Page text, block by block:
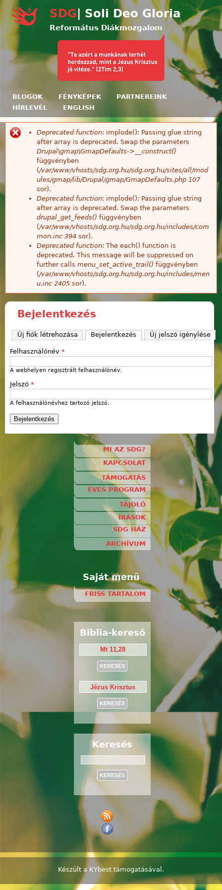
Ugrás a tartalomra
SDG | Soli Deo Gloria
Református Diákmozgalom
BLOGOK FÉNYKÉPEK
PARTNEREINK
HÍRLEVÉL
ENGLISH
Hibaüzenet
Deprecated function: implode(): Passing glue string
after array is deprecated. Swap the parameters
Drupal\gmap\GmapDefaults->__construct()
függvényben
(/var/www/vhosts/sdg.org.hu/sdg.org.hu/sites/all/mod
ules/gmap/lib/Drupal/gmap/GmapDefaults.php 107
sor).
Deprecated function: implode(): Passing glue string
after array is deprecated. Swap the parameters
drupal_get_feeds() függvényben
(/var/www/vhosts/sdg.org.hu/sdg.org.hu/includes/com
mon.inc 394 sor).
Deprecated function: The each() function is
deprecated. This message will be suppressed on
further calls menu_set_active_trail() függvényben
(/var/www/vhosts/sdg.org.hu/sdg.org.hu/includes/men
u.inc 2405 sor).
Bejelentkezés
Új fiók létrehozása Bejelentkezés (aktív fül)
Új jelszó igénylése
Felhasználónév *
A webhelyen regisztrált felhasználónév.
Jelszó *
A felhasználónévhez tartozó jelszó.
MI AZ SDG?
KAPCSOLAT
TÁMOGATÁS
ÉVES PROGRAM
TÁJOLÓ
ÍRÁSOK
SDG HÁZ
ARCHÍVUM
Saját menü
FRISS TARTALOM
Biblia-kereső
Keresés
Készült a KYbest támogatásával.